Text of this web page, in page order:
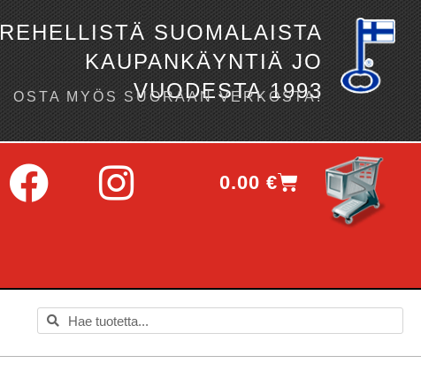
REHELLISTÄ SUOMALAISTA
KAUPANKÄYNTIÄ JO
VUODESTA 1993
OSTA MYÖS SUORAAN VERKOSTA!
0.00€